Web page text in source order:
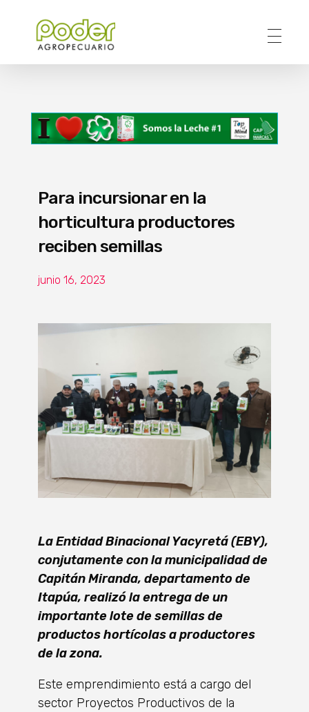
Para incursionar en la
horticultura productores
reciben semillas
junio 16, 2023
La Entidad Binacional Yacyretá (EBY),
conjutamente con la municipalidad de
Capitán Miranda, departamento de
Itapúa, realizó la entrega de un
importante lote de semillas de
productos hortícolas a productores
de la zona.
Este emprendimiento está a cargo del
sector Proyectos Productivos de la